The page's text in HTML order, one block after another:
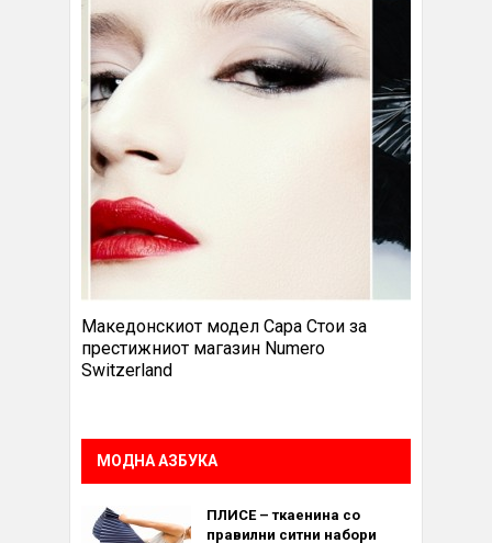
Македонскиот модел Сара Стои за
престижниот магазин Numero
Switzerland
МОДНА АЗБУКА
ПЛИСЕ – ткаенина со
правилни ситни набори